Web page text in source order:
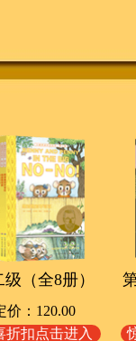
（全8册）
价：120.00
折扣点击进入